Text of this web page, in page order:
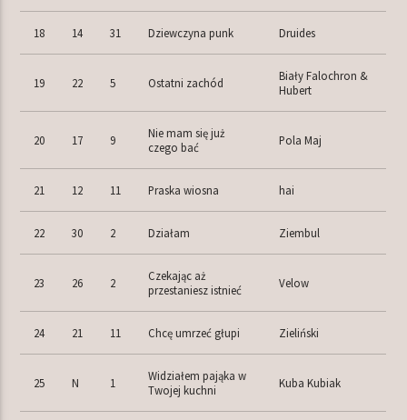
18 14 31 Dziewczyna punk Druides
19 22 5 Ostatni zachód
Biały Falochron &
Hubert
20 17 9
Nie mam się już
czego bać
Pola Maj
21 12 11 Praska wiosna hai
22 30 2 Działam Ziembul
23 26 2
Czekając aż
przestaniesz istnieć
Velow
24 21 11 Chcę umrzeć głupi Zieliński
25 N 1
Widziałem pająka w
Twojej kuchni
Kuba Kubiak